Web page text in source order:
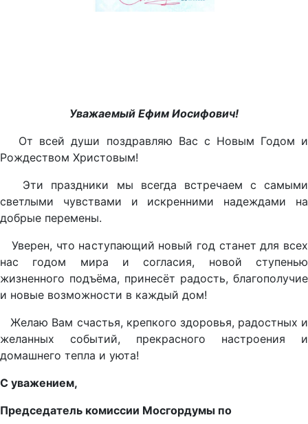
Уважаемый Ефим Иосифович!
От всей души поздравляю Вас с Новым Годом и
Рождеством Христовым!
Эти праздники мы всегда встречаем с самыми
светлыми чувствами и искренними надеждами на
добрые перемены.
Уверен, что наступающий новый год станет для всех
нас годом мира и согласия, новой ступенью
жизненного подъёма, принесёт радость, благополучие
и новые возможности в каждый дом!
Желаю Вам счастья, крепкого здоровья, радостных и
желанных событий, прекрасного настроения и
домашнего тепла и уюта!
С уважением,
Председатель комиссии Мосгордумы по